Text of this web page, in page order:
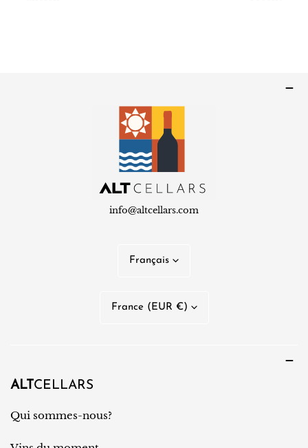
info@altcellars.com
Français
/
r
France (EUR €)
ALT CELLARS
Qui sommes-nous?